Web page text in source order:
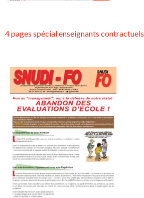
4 pages spécial enseignants contractuels